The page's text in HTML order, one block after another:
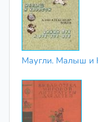
Маугли. Малыш и